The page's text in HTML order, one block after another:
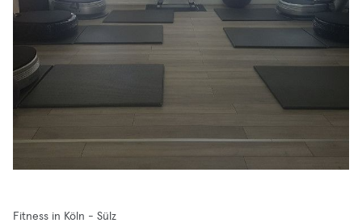
Fitness in Köln - Sülz